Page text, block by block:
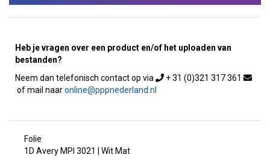
Heb je vragen over een product en/of het uploaden van
bestanden?
+ 31 (0)321 317 361
online@pppnederland.nl
Folie
1D Avery MPI 3021 | Wit Mat